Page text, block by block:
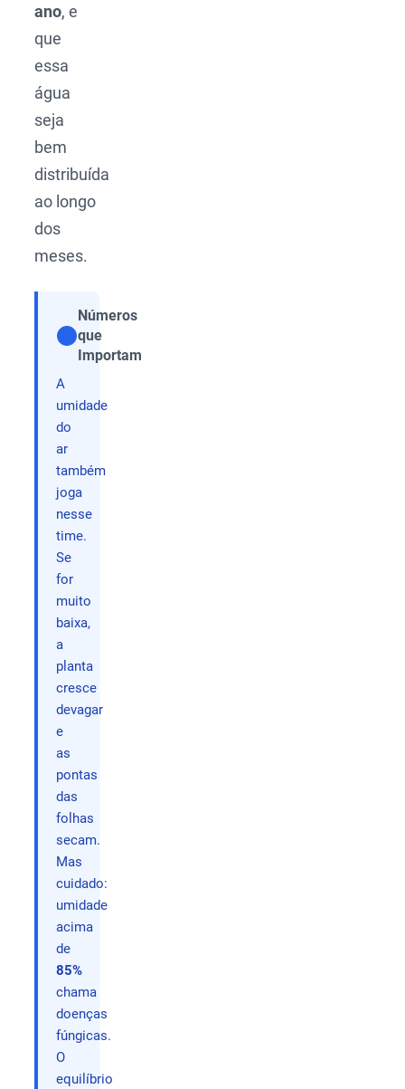
ano, e
que
essa
água
seja
bem
distribuída
ao longo
dos
meses.
Números
que
Importam
A
umidade
do
ar
também
joga
nesse
time.
Se
for
muito
baixa,
a
planta
cresce
devagar
e
as
pontas
das
folhas
secam.
Mas
cuidado:
umidade
acima
de
85%
chama
doenças
fúngicas.
O
equilíbrio